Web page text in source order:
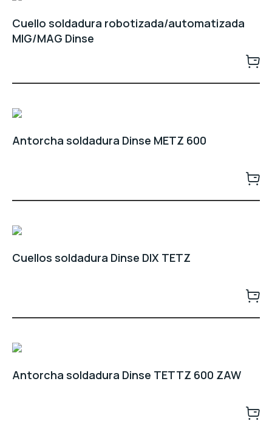
Cuello soldadura robotizada/automatizada
MIG/MAG Dinse
Antorcha soldadura Dinse METZ 600
Cuellos soldadura Dinse DIX TETZ
Antorcha soldadura Dinse TETTZ 600 ZAW